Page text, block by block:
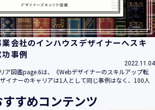
会社のインハウスデザイナーへスキ
事例
2022.11.04
ア図鑑page.6は、《Webデザイナーのスキルアップ転
イナーのキャリアは1人として同じ事例はなく、100人
すすめコンテンツ